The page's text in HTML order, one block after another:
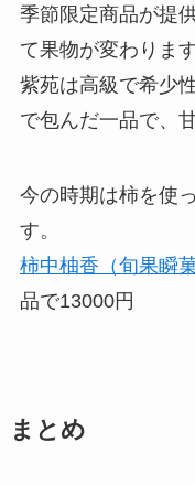
季節限定商品が提
て果物が変わります
紫苑は高級で希少
で包んだ一品で、
今の時期は柿を使
す。
柿中柚香（旬果瞬
品で13000円
まとめ